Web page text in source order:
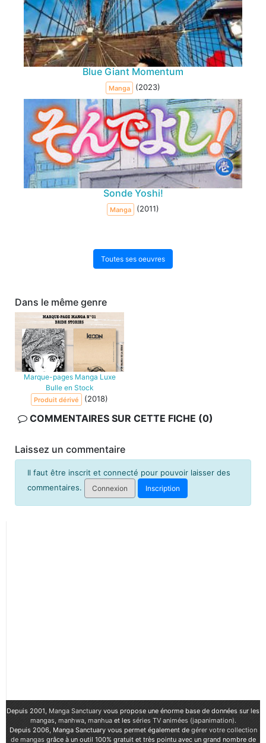
Blue Giant Momentum
Manga (2023)
Sonde Yoshi!
Manga (2011)
Toutes ses oeuvres
Dans le même genre
Marque-pages Manga Luxe
Bulle en Stock
Produit dérivé (2018)
COMMENTAIRES SUR CETTE FICHE (0)
Laissez un commentaire
Il faut être inscrit et connecté pour pouvoir laisser des
commentaires.
Connexion Inscription
Depuis 2001, Manga Sanctuary vous propose une énorme base de données sur les
mangas, manhwa, manhuaet les séries TV animées (japanimation).
Depuis 2006, Manga Sanctuary vous permet également de gérer votre collection
de mangasgrâce à un outil 100% gratuit et très pointu avec un grand nombre de